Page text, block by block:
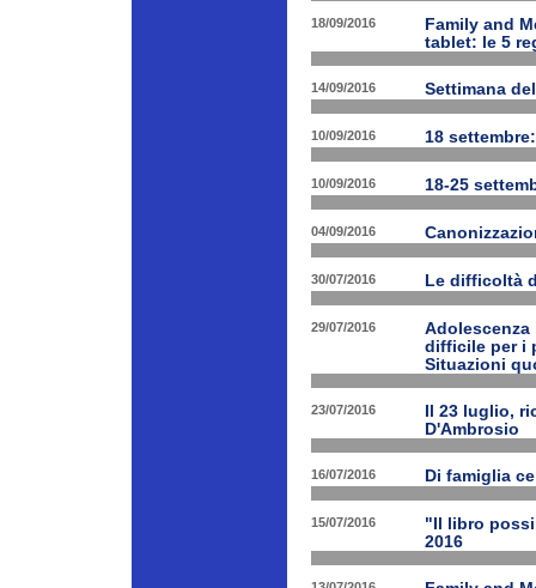
18/09/2016
Family and
tablet: le 5
14/09/2016 Settimana
10/09/2016 18
10/09/2016 18-25
04/09/2016
30/07/2016 Le difficoltà
29/07/2016
difficile per i
Situazioni
23/07/2016
Il 23 luglio,
D'Ambrosio
16/07/2016 Di famiglia
15/07/2016
"Il libro
2016